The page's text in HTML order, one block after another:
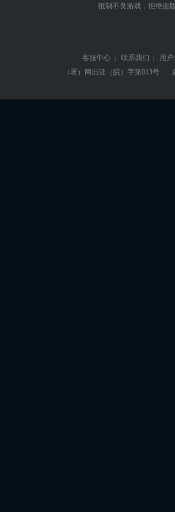
抵制不良游戏，拒绝盗
客服中心 | 联系我们 | 用
（署）网出证（皖）字第013号